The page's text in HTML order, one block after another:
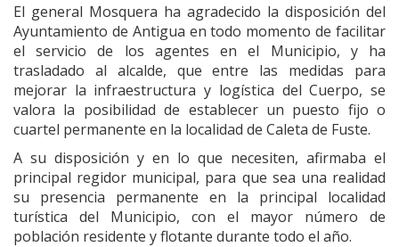
El general Mosquera ha agradecido la disposición del
Ayuntamiento de Antigua en todo momento de facilitar
el servicio de los agentes en el Municipio, y ha
trasladado al alcalde, que entre las medidas para
mejorar la infraestructura y logística del Cuerpo, se
valora la posibilidad de establecer un puesto fijo o
cuartel permanente en la localidad de Caleta de Fuste.
A su disposición y en lo que necesiten, afirmaba el
principal regidor municipal, para que sea una realidad
su presencia permanente en la principal localidad
turística del Municipio, con el mayor número de
población residente y flotante durante todo el año.